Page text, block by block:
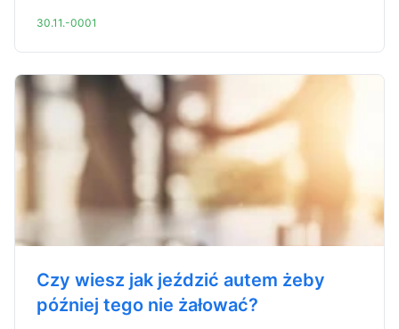
30.11.-0001
Czy wiesz jak jeździć autem żeby
później tego nie żałować?